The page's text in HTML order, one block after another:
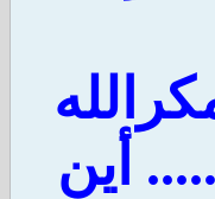
أين